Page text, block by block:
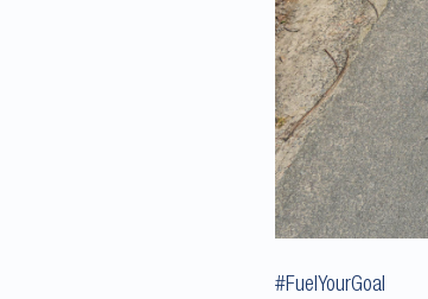
#FuelYourGoal